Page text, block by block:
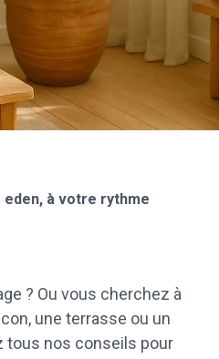
à votre rythme
? Ou vous cherchez à
une terrasse ou un
tous nos conseils pour